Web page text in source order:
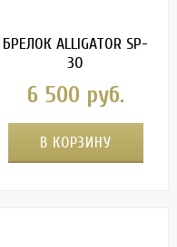
БРЕЛОК ALLIGATOR SP-
30
6 500 руб.
В КОРЗИНУ